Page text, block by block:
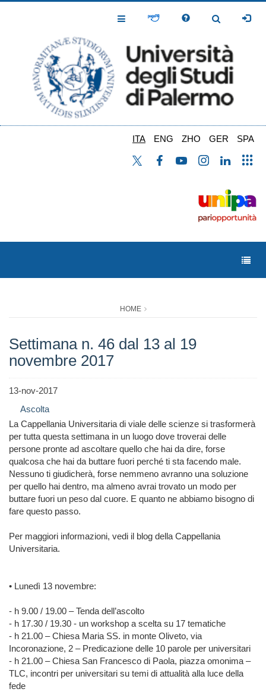
Toggle
Toggle
ITA ENG ZHO GER SPA
HOME
Settimana n. 46 dal 13 al 19
novembre 2017
13-nov-2017
Ascolta
La Cappellania Universitaria di viale delle scienze si trasformerà
per tutta questa settimana in un luogo dove troverai delle
persone pronte ad ascoltare quello che hai da dire, forse
qualcosa che hai da buttare fuori perché ti sta facendo male.
Nessuno ti giudicherà, forse nemmeno avranno una soluzione
per quello hai dentro, ma almeno avrai trovato un modo per
buttare fuori un peso dal cuore. E quanto ne abbiamo bisogno di
fare questo passo.
Per maggiori informazioni, vedi il blog della Cappellania
Universitaria.
• Lunedì 13 novembre:
- h 9.00 / 19.00 – Tenda dell’ascolto
- h 17.30 / 19.30 - un workshop a scelta su 17 tematiche
- h 21.00 – Chiesa Maria SS. in monte Oliveto, via
Incoronazione, 2 – Predicazione delle 10 parole per universitari
- h 21.00 – Chiesa San Francesco di Paola, piazza omonima –
TLC, incontri per universitari su temi di attualità alla luce della
fede